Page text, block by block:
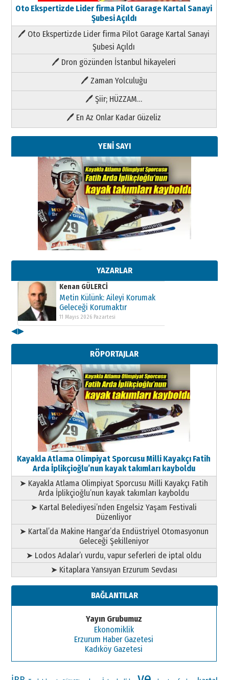
Oto Ekspertizde Lider firma Pilot Garage Kartal Sanayi
Şubesi Açıldı
🖊 Oto Ekspertizde Lider firma Pilot Garage Kartal Sanayi
Şubesi Açıldı
🖊 Dron gözünden İstanbul hikayeleri
🖊 Zaman Yolculuğu
🖊 Şiir; HÜZZAM…
🖊 En Az Onlar Kadar Güzeliz
YENİ SAYI
YAZARLAR
Kenan GÜLERCİ
Metin Külünk: Aileyi Korumak
Geleceği Korumaktır
11 Mayıs 2026 Pazartesi
Kenan GÜLERCİ
Metin Külünk: Aileyi Korumak
Geleceği Korumaktır
11 Mayıs 2026 Pazartesi
Metin Külünk: Aileyi Korumak
Geleceği Korumaktır
11 Mayıs 2026 Pazartesi
◀▶
RÖPORTAJLAR
Kayakla Atlama Olimpiyat Sporcusu Milli Kayakçı Fatih
Arda İplikçioğlu’nun kayak takımları kayboldu
➤ Kayakla Atlama Olimpiyat Sporcusu Milli Kayakçı Fatih
Arda İplikçioğlu’nun kayak takımları kayboldu
➤ Kartal Belediyesi’nden Engelsiz Yaşam Festivali
Düzenliyor
➤ Kartal’da Makine Hangar’da Endüstriyel Otomasyonun
Geleceği Şekilleniyor
➤ Lodos Adalar’ı vurdu, vapur seferleri de iptal oldu
➤ Kitaplara Yansıyan Erzurum Sevdası
BAĞLANTILAR
Yayın Grubumuz
Ekonomiklik
Erzurum Haber Gazetesi
Kadıköy Gazetesi